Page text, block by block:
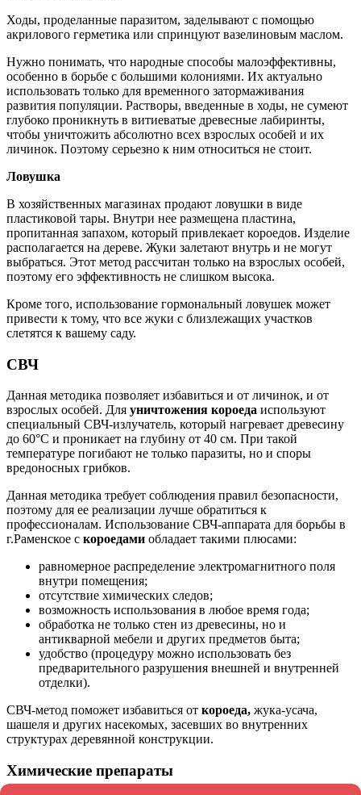
Ходы, проделанные паразитом, заделывают с помощью
акрилового герметика или спринцуют вазелиновым маслом.
Нужно понимать, что народные способы малоэффективны,
особенно в борьбе с большими колониями. Их актуально
использовать только для временного затормаживания
развития популяции. Растворы, введенные в ходы, не сумеют
глубоко проникнуть в витиеватые древесные лабиринты,
чтобы уничтожить абсолютно всех взрослых особей и их
личинок. Поэтому серьезно к ним относиться не стоит.
Ловушка
В хозяйственных магазинах продают ловушки в виде
пластиковой тары. Внутри нее размещена пластина,
пропитанная запахом, который привлекает короедов. Изделие
располагается на дереве. Жуки залетают внутрь и не могут
выбраться. Этот метод рассчитан только на взрослых особей,
поэтому его эффективность не слишком высока.
Кроме того, использование гормональный ловушек может
привести к тому, что все жуки с близлежащих участков
слетятся к вашему саду.
СВЧ
Данная методика позволяет избавиться и от личинок, и от
взрослых особей. Для уничтожения короеда используют
специальный СВЧ-излучатель, который нагревает древесину
до 60°C и проникает на глубину от 40 см. При такой
температуре погибают не только паразиты, но и споры
вредоносных грибков.
Данная методика требует соблюдения правил безопасности,
поэтому для ее реализации лучше обратиться к
профессионалам. Использование СВЧ-аппарата для борьбы в
г.Раменское с короедами обладает такими плюсами:
равномерное распределение электромагнитного поля
внутри помещения;
отсутствие химических следов;
возможность использования в любое время года;
обработка не только стен из древесины, но и
антикварной мебели и других предметов быта;
удобство (процедуру можно использовать без
предварительного разрушения внешней и внутренней
отделки).
СВЧ-метод поможет избавиться от короеда, жука-усача,
шашеля и других насекомых, засевших во внутренних
структурах деревянной конструкции.
Химические препараты